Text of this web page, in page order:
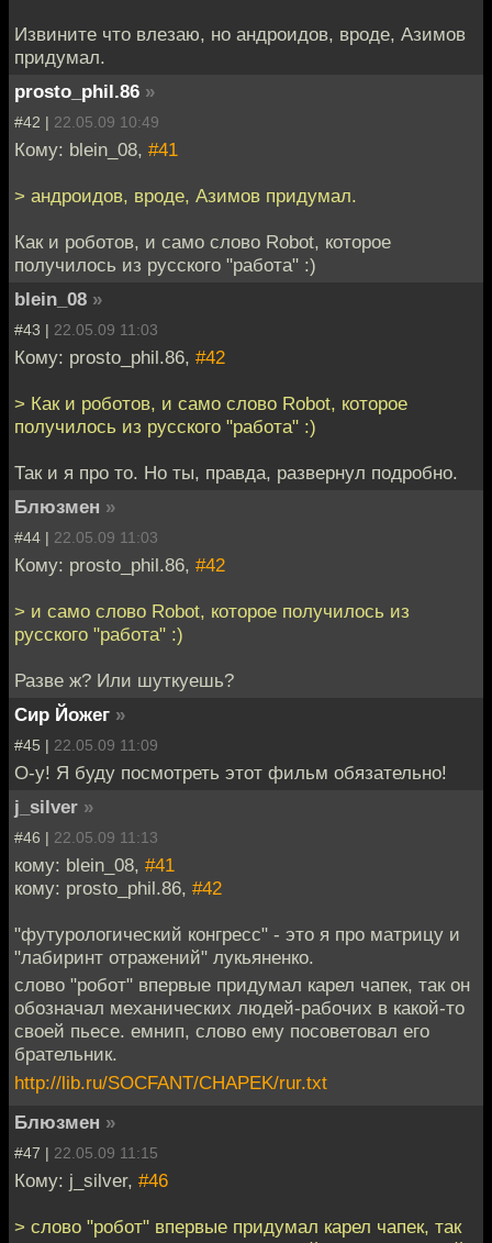
Извините что влезаю, но андроидов, вроде, Азимов
придумал.
prosto_phil.86 »
#42 | 22.05.09 10:49
Кому: blein_08, #41
> андроидов, вроде, Азимов придумал.
Как и роботов, и само слово Robot, которое
получилось из русского "работа" :)
blein_08 »
#43 | 22.05.09 11:03
Кому: prosto_phil.86, #42
> Как и роботов, и само слово Robot, которое
получилось из русского "работа" :)
Так и я про то. Но ты, правда, развернул подробно.
Блюзмен »
#44 | 22.05.09 11:03
Кому: prosto_phil.86, #42
> и само слово Robot, которое получилось из
русского "работа" :)
Разве ж? Или шуткуешь?
Сир Йожег »
#45 | 22.05.09 11:09
О-у! Я буду посмотреть этот фильм обязательно!
j_silver »
#46 | 22.05.09 11:13
кому: blein_08, #41
кому: prosto_phil.86, #42
"футурологический конгресс" - это я про матрицу и
"лабиринт отражений" лукьяненко.
слово "робот" впервые придумал карел чапек, так он
обозначал механических людей-рабочих в какой-то
своей пьесе. емнип, слово ему посоветовал его
брательник.
http://lib.ru/SOCFANT/CHAPEK/rur.txt
Блюзмен »
#47 | 22.05.09 11:15
Кому: j_silver, #46
> слово "робот" впервые придумал карел чапек, так